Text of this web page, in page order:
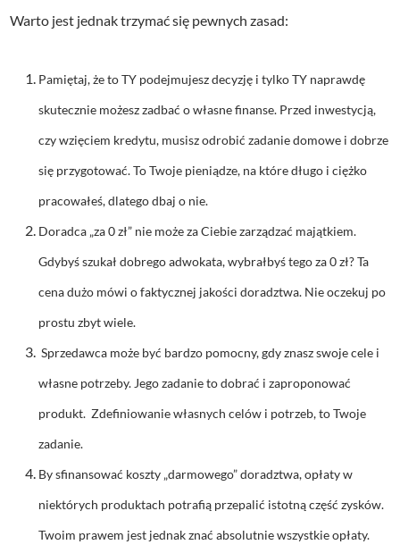
Warto jest jednak trzymać się pewnych zasad:
Pamiętaj, że to TY podejmujesz decyzję i tylko TY naprawdę
skutecznie możesz zadbać o własne finanse. Przed inwestycją,
czy wzięciem kredytu, musisz odrobić zadanie domowe i dobrze
się przygotować. To Twoje pieniądze, na które długo i ciężko
pracowałeś, dlatego dbaj o nie.
Doradca „za 0 zł” nie może za Ciebie zarządzać majątkiem.
Gdybyś szukał dobrego adwokata, wybrałbyś tego za 0 zł? Ta
cena dużo mówi o faktycznej jakości doradztwa. Nie oczekuj po
prostu zbyt wiele.
Sprzedawca może być bardzo pomocny, gdy znasz swoje cele i
własne potrzeby. Jego zadanie to dobrać i zaproponować
produkt. Zdefiniowanie własnych celów i potrzeb, to Twoje
zadanie.
By sfinansować koszty „darmowego” doradztwa, opłaty w
niektórych produktach potrafią przepalić istotną część zysków.
Twoim prawem jest jednak znać absolutnie wszystkie opłaty.